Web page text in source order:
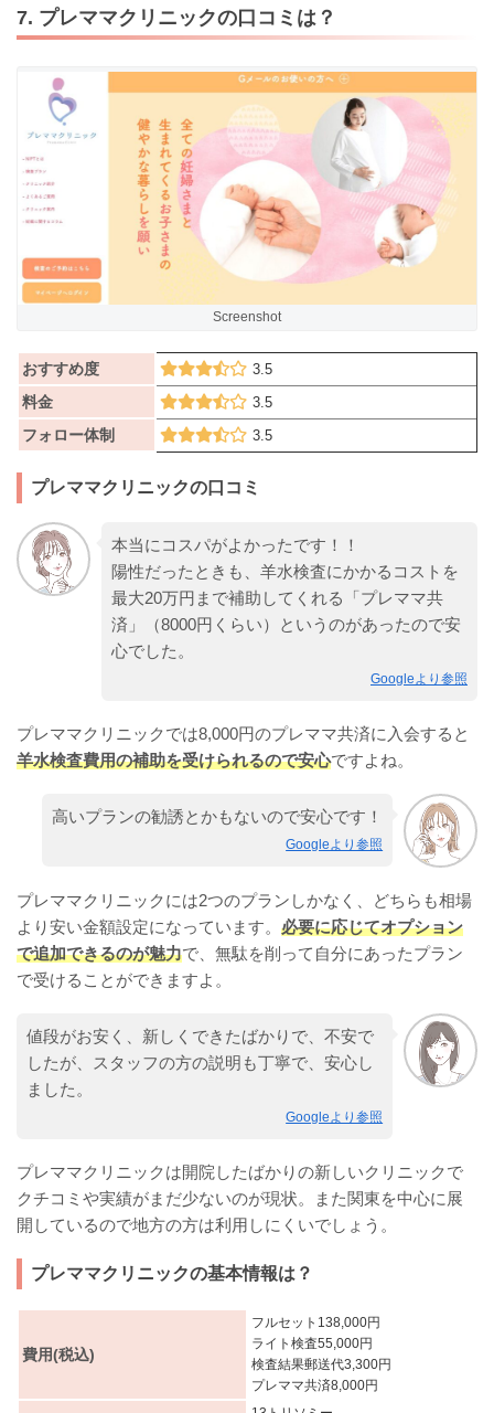
7. プレママクリニックの口コミは？
Screenshot
おすすめ度 3.5
料金 3.5
フォロー体制 3.5
プレママクリニックの口コミ
本当にコスパがよかったです！！
陽性だったときも、羊水検査にかかるコストを
最大20万円まで補助してくれる「プレママ共
済」（8000円くらい）というのがあったので安
心でした。
Googleより参照
プレママクリニックでは8,000円のプレママ共済に入会すると
羊水検査費用の補助を受けられるので安心ですよね。
高いプランの勧誘とかもないので安心です！
Googleより参照
プレママクリニックには2つのプランしかなく、どちらも相場
より安い金額設定になっています。 必要に応じてオプション
で追加できるのが魅力で、無駄を削って自分にあったプラン
で受けることができますよ。
値段がお安く、新しくできたばかりで、不安で
したが、スタッフの方の説明も丁寧で、安心し
ました。
Googleより参照
プレママクリニックは開院したばかりの新しいクリニックで
クチコミや実績がまだ少ないのが現状。また関東を中心に展
開しているので地方の方は利用しにくいでしょう。
プレママクリニックの基本情報は？
費用(税込)
フルセット138,000円
ライト検査55,000円
検査結果郵送代3,300円
プレママ共済8,000円